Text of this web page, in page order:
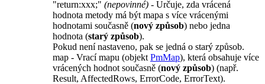
"return:xxx;" (nepovinné) - Určuje, zda vrácená
hodnota metody má být mapa s více vrácenými
hodnotami současně (nový způsob) nebo jedna
hodnota (starý způsob).
Pokud není nastaveno, pak se jedná o starý způsob.
map - Vrací mapu (objekt PmMap), která obsahuje více
vrácených hodnot současně (nový způsob) (např.
Result, AffectedRows, ErrorCode, ErrorText).